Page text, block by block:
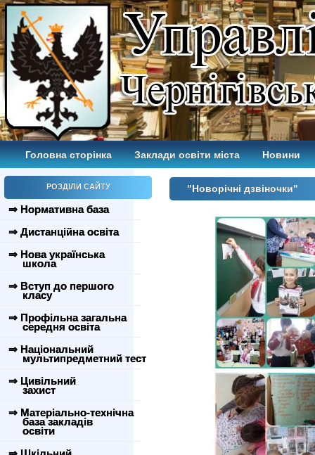
Головна сторінка Заклади освіти міста Новини
РОЗДІЛИ САЙТУ
⇒ Нормативна база
⇒ Дистанційна освіта
⇒ Нова українська
школа
⇒ Вступ до першого
класу
⇒ Профільна загальна
середня освіта
⇒ Національний
мультипредметний тест
⇒ Цивільний
захист
⇒ Матеріально-технічна
база закладів
освіти
"Новорічні дзвіночки"